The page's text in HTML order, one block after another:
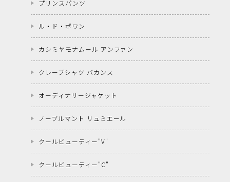
プリンスパンツ
ル・ド・ポワン
カシミヤモナムール アンファン
クレープシャツ バカンス
オーディナリージャケット
ノーブルマント リュミエール
クールビューティー"V"
クールビューティー"C"